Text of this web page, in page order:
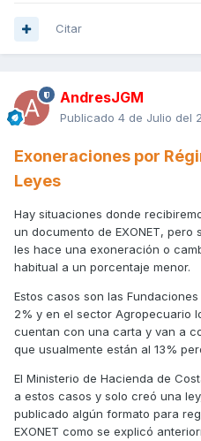
Citar
AndresJGM
Publicado 4 de Julio del
Exoneraciones por
Leyes
Hay situaciones donde
un documento de EXONET,
les hace una exoneración o
habitual a un porcentaje menor.
Estos casos son las
2% y en el sector Agropecuario
cuentan con una carta y van a
que usualmente están al 13%
El Ministerio de Hacienda de
a estos casos y solo creó una
publicado algún formato para
EXONET como se explicó